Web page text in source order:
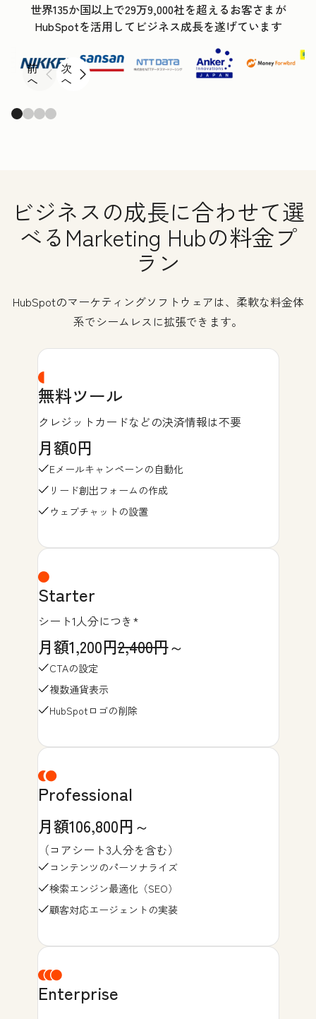
世界135か国以上で29万9,000社を超えるお客さまが
HubSpotを活用してビジネス成長を遂げています
前
へ
次
へ
ビジネスの成長に合わせて選
べるMarketing Hubの料金プ
ラン
HubSpotのマーケティングソフトウェアは、柔軟な料金体
系でシームレスに拡張できます。
無料ツール
クレジットカードなどの決済情報は不要
月額0円
Eメールキャンペーンの自動化
リード創出フォームの作成
ウェブチャットの設置
Starter
シート1人分につき*
月額1,200円2,400円～
CTAの設定
複数通貨表示
HubSpotロゴの削除
Professional
月額106,800円～
（コアシート3人分を含む）
コンテンツのパーソナライズ
検索エンジン最適化（SEO）
顧客対応エージェントの実装
Enterprise